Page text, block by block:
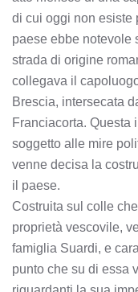
di cui oggi non esiste
paese ebbe notevole
strada di origine
collegava il
Brescia, intersecata
Franciacorta.
soggetto alle mire
venne decisa la
il paese.
Costruita sul colle
proprietà vescovile,
famiglia Suardi, e
punto che su di essa